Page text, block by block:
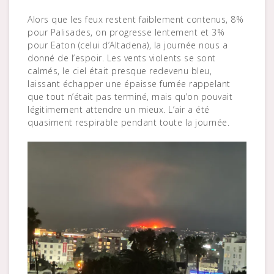
Alors que les feux restent faiblement contenus, 8%
pour Palisades, on progresse lentement et 3%
pour Eaton (celui d’Altadena), la journée nous a
donné de l’espoir. Les vents violents se sont
calmés, le ciel était presque redevenu bleu,
laissant échapper une épaisse fumée rappelant
que tout n’était pas terminé, mais qu’on pouvait
légitimement attendre un mieux. L’air a été
quasiment respirable pendant toute la journée.